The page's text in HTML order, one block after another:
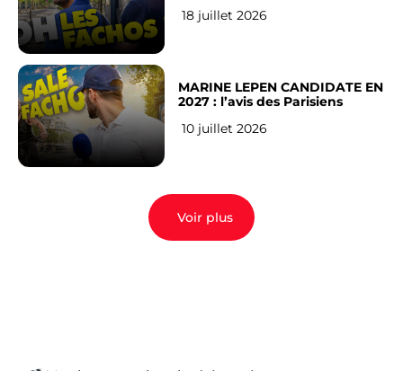
18 juillet 2026
MARINE LEPEN CANDIDATE EN
2027 : l’avis des Parisiens
10 juillet 2026
Voir plus